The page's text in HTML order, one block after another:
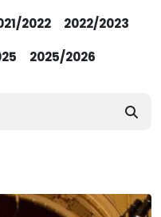
2022
2022/2023
2025/2026